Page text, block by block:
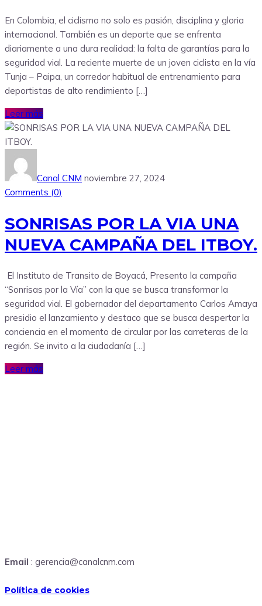
En Colombia, el ciclismo no solo es pasión, disciplina y gloria
internacional. También es un deporte que se enfrenta
diariamente a una dura realidad: la falta de garantías para la
seguridad vial. La reciente muerte de un joven ciclista en la vía
Tunja – Paipa, un corredor habitual de entrenamiento para
deportistas de alto rendimiento […]
Leer más
Canal CNM noviembre 27, 2024
Comments (0)
SONRISAS POR LA VIA UNA
NUEVA CAMPAÑA DEL ITBOY.
El Instituto de Transito de Boyacá, Presento la campaña
“Sonrisas por la Vía” con la que se busca transformar la
seguridad vial. El gobernador del departamento Carlos Amaya
presidio el lanzamiento y destaco que se busca despertar la
conciencia en el momento de circular por las carreteras de la
región. Se invito a la ciudadanía […]
Leer más
Email : gerencia@canalcnm.com
Política de cookies